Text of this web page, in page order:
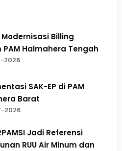
Modernisasi Billing
PAM Halmahera Tengah
2026
SAK-EP di PAM
Barat
2026
Jadi Referensi
RUU Air Minum dan